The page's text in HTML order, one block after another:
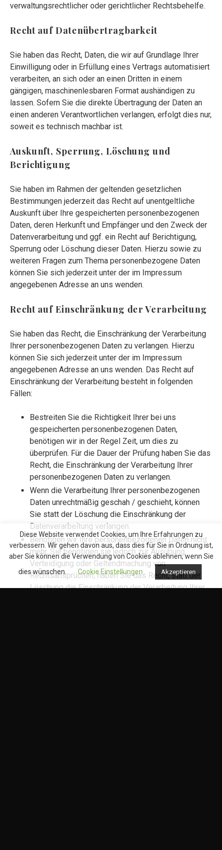
verwaltungsrechtlicher oder gerichtlicher Rechtsbehelfe.
Recht auf Datenübertragbarkeit
Sie haben das Recht, Daten, die wir auf Grundlage Ihrer
Einwilligung oder in Erfüllung eines Vertrags automatisiert
verarbeiten, an sich oder an einen Dritten in einem
gängigen, maschinenlesbaren Format aushändigen zu
lassen. Sofern Sie die direkte Übertragung der Daten an
einen anderen Verantwortlichen verlangen, erfolgt dies nur,
soweit es technisch machbar ist.
Auskunft, Sperrung, Löschung und
Berichtigung
Sie haben im Rahmen der geltenden gesetzlichen
Bestimmungen jederzeit das Recht auf unentgeltliche
Auskunft über Ihre gespeicherten personenbezogenen
Daten, deren Herkunft und Empfänger und den Zweck der
Datenverarbeitung und ggf. ein Recht auf Berichtigung,
Sperrung oder Löschung dieser Daten. Hierzu sowie zu
weiteren Fragen zum Thema personenbezogene Daten
können Sie sich jederzeit unter der im Impressum
angegebenen Adresse an uns wenden.
Recht auf Einschränkung der Verarbeitung
Sie haben das Recht, die Einschränkung der Verarbeitung
Ihrer personenbezogenen Daten zu verlangen. Hierzu
können Sie sich jederzeit unter der im Impressum
angegebenen Adresse an uns wenden. Das Recht auf
Einschränkung der Verarbeitung besteht in folgenden
Fällen:
Bestreiten Sie die Richtigkeit Ihrer bei uns
gespeicherten personenbezogenen Daten,
benötigen wir in der Regel Zeit, um dies zu
überprüfen. Für die Dauer der Prüfung haben Sie das
Recht, die Einschränkung der Verarbeitung Ihrer
personenbezogenen Daten zu verlangen.
Wenn die Verarbeitung Ihrer personenbezogenen
Daten unrechtmäßig geschah / geschieht, können
Sie statt der Löschung die Einschränkung der
Datenverarbeitung verlangen.
Benötigen wir Ihre personenbezogenen Daten nicht
mehr, Sie benötigen sie jedoch zur Ausübung,
Verteidigung oder Geltendmachung von
Rechtsansprüchen, haben Sie das Recht, statt der
Löschung die Einschränkung der Verarbeitung Ihrer
Diese Website verwendet Cookies, um Ihre Erfahrungen zu
verbessern. Wir gehen davon aus, dass dies für Sie in Ordnung ist,
aber Sie können die Verwendung von Cookies ablehnen, wenn Sie
dies wünschen.
Cookie Einstellungen Akzeptieren